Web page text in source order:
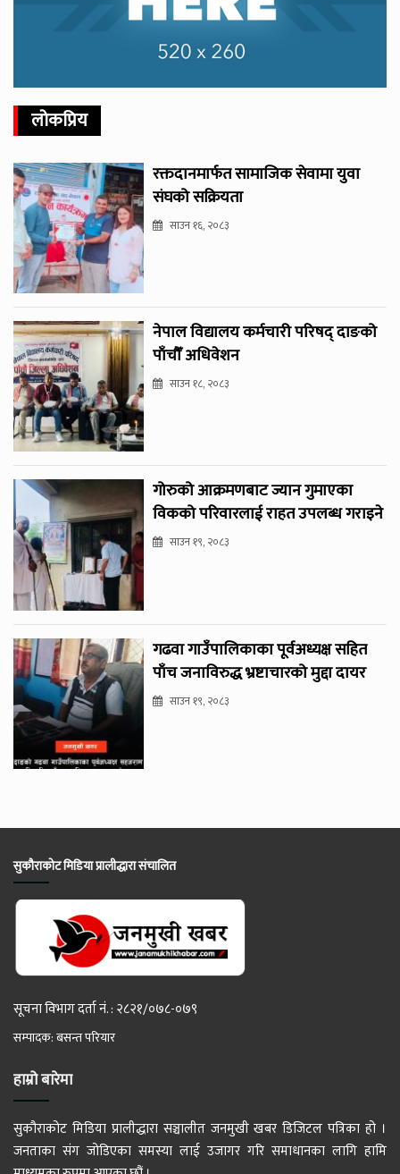
लोकप्रिय
रक्तदानमार्फत सामाजिक सेवामा युवा
संघको सक्रियता
साउन १६, २०८३
नेपाल विद्यालय कर्मचारी परिषद् दाङको
पाँचौँ अधिवेशन
साउन १८, २०८३
गोरुको आक्रमणबाट ज्यान गुमाएका
विकको परिवारलाई राहत उपलब्ध गराइने
साउन १९, २०८३
गढवा गाउँपालिकाका पूर्वअध्यक्ष सहित
पाँच जनाविरुद्ध भ्रष्टाचारको मुद्दा दायर
साउन १९, २०८३
सुकौराकोट मिडिया प्रालीद्धारा संचालित
सूचना विभाग दर्ता नं. : २८२१/०७८-०७९
सम्पादक: बसन्त परियार
हाम्रो बारेमा
सुकौराकोट मिडिया प्रालीद्धारा सञ्चालीत जनमुखी खबर डिजिटल पत्रिका हो ।
जनताका संग जोडिएका समस्या लाई उजागर गरि समाधानका लागि हामि